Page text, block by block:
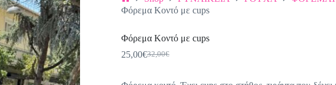
Αρχική
σελίδα
Φόρεμα Κοντό με cups
Φόρεμα Κοντό με cups
32,00€
Original
25,00€Η